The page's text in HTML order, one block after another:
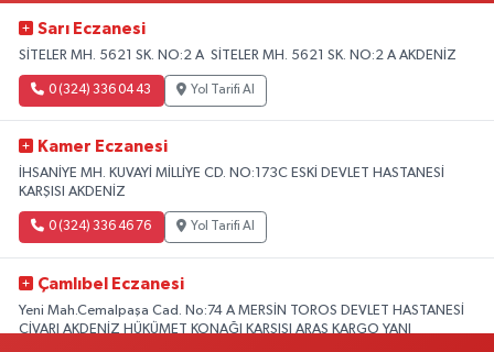
Sarı Eczanesi
SİTELER MH. 5621 SK. NO:2 A SİTELER MH. 5621 SK. NO:2 A AKDENİZ
0 (324) 336 04 43 Yol Tarifi Al
Kamer Eczanesi
İHSANİYE MH. KUVAYİ MİLLİYE CD. NO:173C ESKİ DEVLET HASTANESİ
KARŞISI AKDENİZ
0 (324) 336 46 76 Yol Tarifi Al
Çamlıbel Eczanesi
Yeni Mah.Cemalpaşa Cad. No:74 A MERSİN TOROS DEVLET HASTANESİ
CİVARI AKDENİZ HÜKÜMET KONAĞI KARŞISI ARAS KARGO YANI